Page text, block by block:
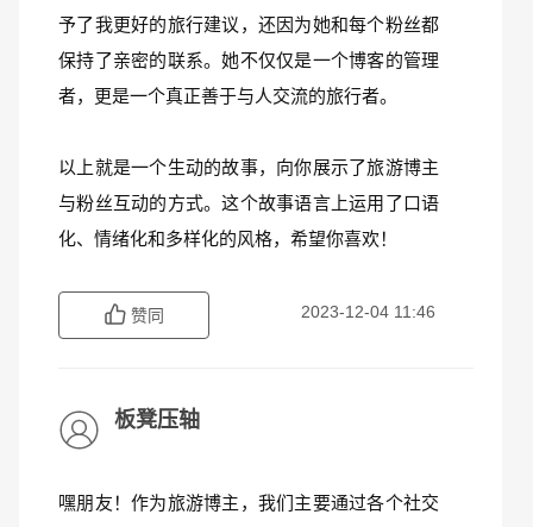
予了我更好的旅行建议，还因为她和每个粉丝都
保持了亲密的联系。她不仅仅是一个博客的管理
者，更是一个真正善于与人交流的旅行者。
以上就是一个生动的故事，向你展示了旅游博主
与粉丝互动的方式。这个故事语言上运用了口语
化、情绪化和多样化的风格，希望你喜欢！
赞同 2023-12-04 11:46
板凳压轴
嘿朋友！作为旅游博主，我们主要通过各个社交